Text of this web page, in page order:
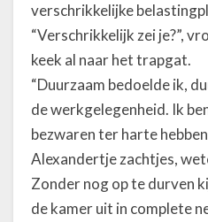
verschrikkelijke
“Verschrikkelijk zei je?”,
keek al naar het trapgat.
“Duurzaam bedoelde ik,
de werkgelegenheid. Ik
bezwaren ter harte
Alexandertje zachtjes,
Zonder nog op te durven
de kamer uit in complete